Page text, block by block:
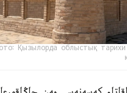
Қызылорда облыстық